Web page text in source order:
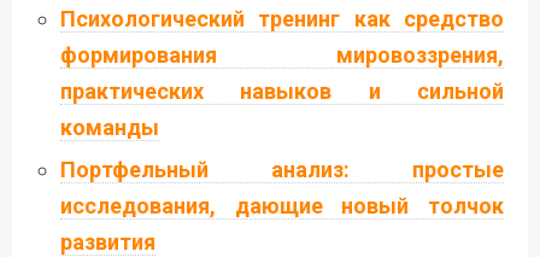
Психологический тренинг как средство
формирования мировоззрения,
практических навыков и сильной
команды
Портфельный анализ: простые
исследования, дающие новый толчок
развития